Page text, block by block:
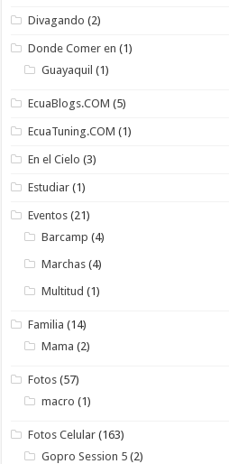
Divagando (2)
Donde Comer en (1)
Guayaquil (1)
EcuaBlogs.COM (5)
EcuaTuning.COM (1)
En el Cielo (3)
Estudiar (1)
Eventos (21)
Barcamp (4)
Marchas (4)
Multitud (1)
Familia (14)
Mama (2)
Fotos (57)
macro (1)
Fotos Celular (163)
Gopro Session 5 (2)